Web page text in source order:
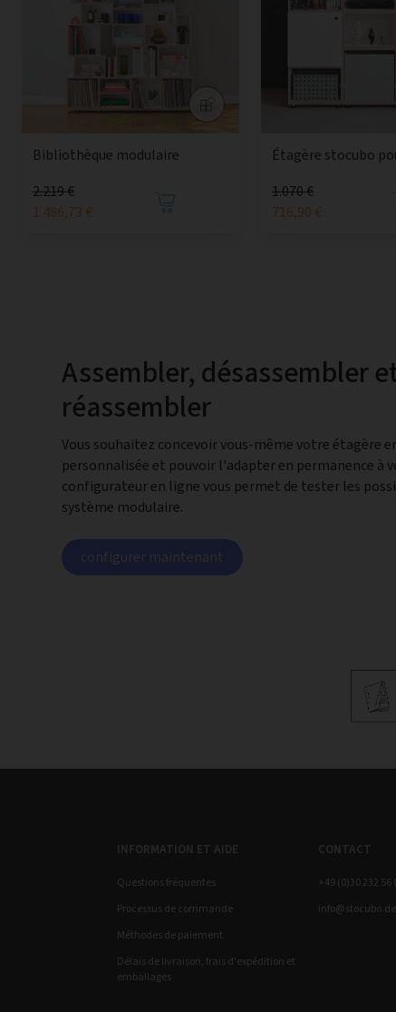
Bibliothèque modulaire
2.219 €
1.486,73 €
Étagère stocubo
1.070 €
716,90 €
Assembler, désassembler
réassembler
Vous souhaitez concevoir vous-même votre étagère
personnalisée et pouvoir l'adapter en permanence à
configurateur en ligne vous permet de tester les
système modulaire.
configurer maintenant
INFORMATION ET AIDE
Questions fréquentes
Processus de commande
Méthodes de paiement
Délais de livraison, frais d'expédition et
emballages
CONTACT
+49 (0)30 232 56
info@stocubo.de